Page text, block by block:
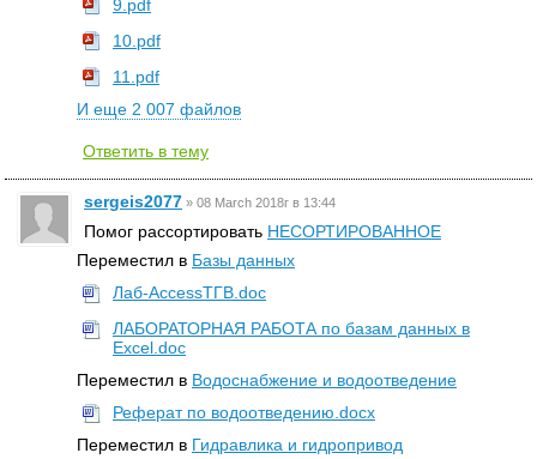
9.pdf
10.pdf
11.pdf
И еще 2 007 файлов
Ответить в тему
sergeis2077 » 08 March 2018г в 13:44
Помог рассортировать НЕСОРТИРОВАННОЕ
Переместил в Базы данных
Лаб-AccessТГВ.doc
ЛАБОРАТОРНАЯ РАБОТА по базам данных в
Excel.doc
Переместил в Водоснабжение и водоотведение
Реферат по водоотведению.docx
Переместил в Гидравлика и гидропривод